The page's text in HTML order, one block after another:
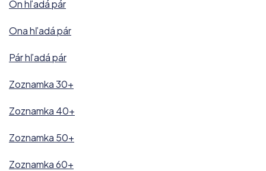
On hľadá pár
Ona hľadá pár
Pár hľadá pár
Zoznamka 30+
Zoznamka 40+
Zoznamka 50+
Zoznamka 60+